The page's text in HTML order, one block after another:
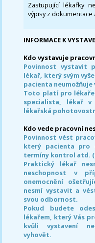
Zastupující lékařky
výpisy z dokumentace
INFORMACE K
Kdo vystavuje
Povinnost vystavit
lékař, který svým
pacienta
Toto platí pro
specialista, lékař
lékařská
Kdo vede pracovní
Povinnost vést
který pacienta pro
termíny kontrol atd.
Praktický lékař
neschopnost v
onemocnění
nesmí vystavit a
svou odbornost.
Pokud budete
lékařem, který Vás
kvůli vystavení
vyhovět.